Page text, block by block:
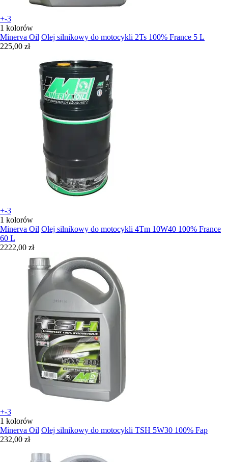
+-3
1 kolorów
Minerva Oil Olej silnikowy do motocykli 2Ts 100% France 5 L
225,00 zł
+-3
1 kolorów
Minerva Oil Olej silnikowy do motocykli 4Tm 10W40 100% France
60 L
2222,00 zł
+-3
1 kolorów
Minerva Oil Olej silnikowy do motocykli TSH 5W30 100% Fap
232,00 zł